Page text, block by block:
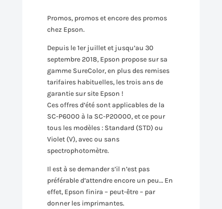
Promos, promos et encore des promos
chez Epson.
Depuis le 1er juillet et jusqu’au 30
septembre 2018, Epson propose sur sa
gamme SureColor, en plus des remises
tarifaires habituelles, les trois ans de
garantie sur site Epson !
Ces offres d’été sont applicables de la
SC-P6000 à la SC-P20000, et ce pour
tous les modèles : Standard (STD) ou
Violet (V), avec ou sans
spectrophotomètre.
Il est à se demander s’il n’est pas
préférable d’attendre encore un peu… En
effet, Epson finira – peut-être – par
donner les imprimantes.